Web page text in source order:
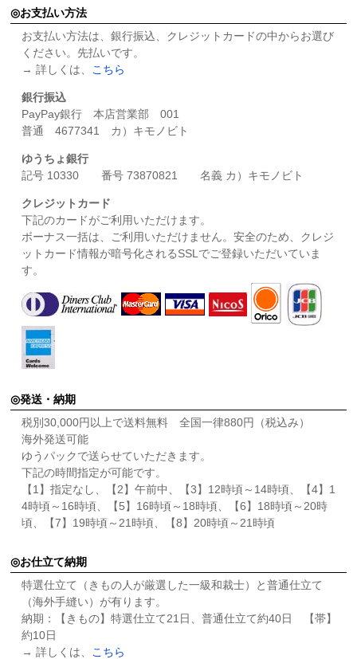
お支払い方法
お支払い方法は、銀行振込、クレジットカードの中からお選び
ください。先払いです。
→ 詳しくは、
こちら
銀行振込
PayPay銀行 本店営業部 001
普通 4677341 カ）キモノビト
ゆうちょ銀行
記号 10330 番号 73870821 名義 カ）キモノビト
クレジットカード
下記のカードがご利用いただけます。
ボーナス一括は、ご利用いただけません。安全のため、クレジ
ットカード情報が暗号化されるSSLでご登録いただいていま
す。
発送・納期
税別30,000円以上で送料無料 全国一律880円（税込み）
海外発送可能
ゆうパックで送らせていただきます。
下記の時間指定が可能です。
【1】指定なし、【2】午前中、【3】12時頃～14時頃、【4】1
4時頃～16時頃、【5】16時頃～18時頃、【6】18時頃～20時
頃、【7】19時頃～21時頃、【8】20時頃～21時頃
お仕立て納期
特選仕立て（きもの人が厳選した一級和裁士）と普通仕立て
（海外手縫い）が有ります。
納期：【きもの】特選仕立て21日、普通仕立て約40日 【帯】
約10日
→ 詳しくは、
こちら